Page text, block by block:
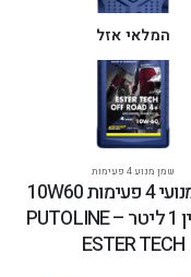
המלאי אזל
שמן מנוע 4 פעימות
שמן למנועי 4 פעימות 10W60
פוטוליין 1 ליטר – PUTOLINE
ESTER TECH